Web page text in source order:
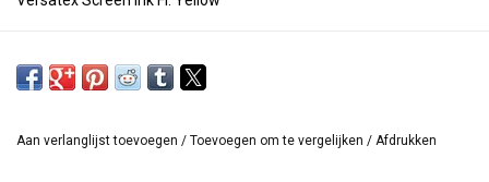
Aan verlanglijst toevoegen / Toevoegen om te vergelijken / Afdrukken